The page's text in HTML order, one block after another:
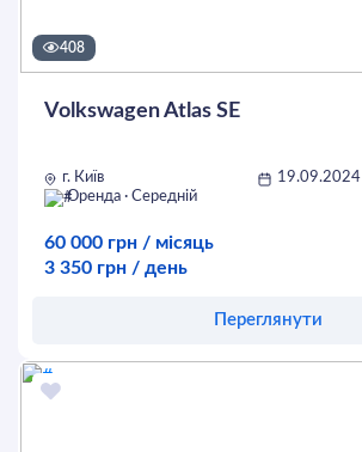
408
Volkswagen Atlas SE
г. Київ
19.09.2024
Оренда · Середній
60 000 грн / місяць
3 350 грн / день
Переглянути
Оставить заявку